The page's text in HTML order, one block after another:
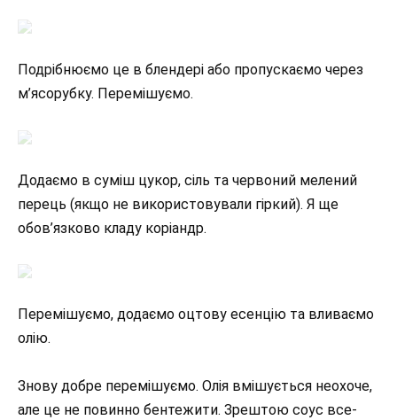
Подрібнюємо це в блендері або пропускаємо через
м’ясорубку. Перемішуємо.
Додаємо в суміш цукор, сіль та червоний мелений
перець (якщо не використовували гіркий). Я ще
обов’язково кладу коріандр.
Перемішуємо, додаємо оцтову есенцію та вливаємо
олію.
Знову добре перемішуємо. Олія вмішується неохоче,
але це не повинно бентежити. Зрештою соус все-